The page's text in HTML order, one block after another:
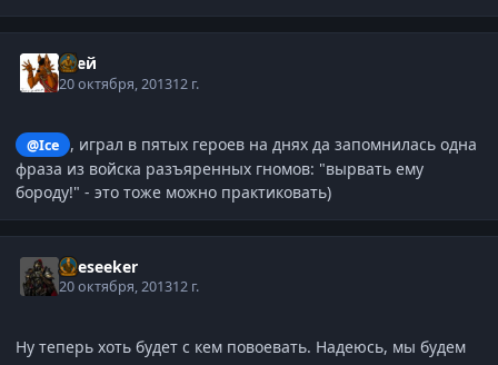
Грей
20 октября, 201312 г.
@Ice
, играл в пятых героев на днях да запомнилась одна
фраза из войска разъяренных гномов: "вырвать ему
бороду!" - это тоже можно практиковать)
Oreseeker
20 октября, 201312 г.
Ну теперь хоть будет с кем повоевать. Надеюсь, мы будем